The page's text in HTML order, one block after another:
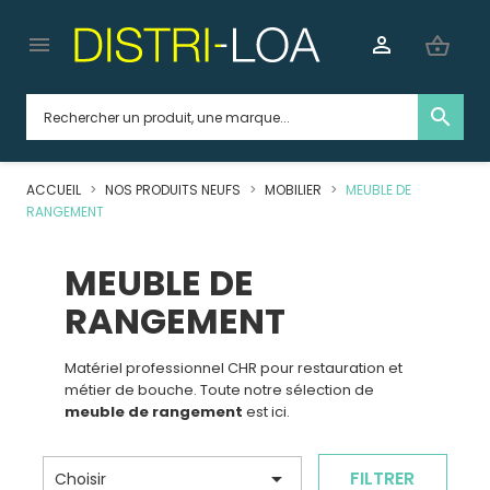
search
 shopping_basket

ACCUEIL NOS PRODUITS NEUFS MOBILIER
MEUBLE DE
RANGEMENT
MEUBLE DE
RANGEMENT
Matériel professionnel CHR pour restauration et
métier de bouche. Toute notre sélection de
meuble de rangement est ici.
Choisir  FILTRER